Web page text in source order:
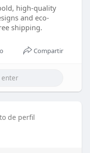
high-quality
and eco-
shipping.
Compartir
de perfil